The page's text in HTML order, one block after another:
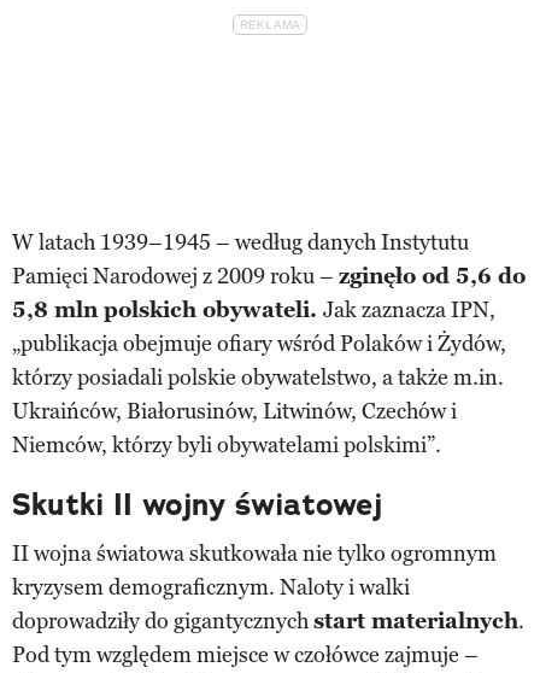
W latach 1939–1945 – według danych Instytutu
Pamięci Narodowej z 2009 roku – zginęło od 5,6 do
5,8 mln polskich obywateli. Jak zaznacza IPN,
„publikacja obejmuje ofiary wśród Polaków i Żydów,
którzy posiadali polskie obywatelstwo, a także m.in.
Ukraińców, Białorusinów, Litwinów, Czechów i
Niemców, którzy byli obywatelami polskimi”.
Skutki II wojny światowej
II wojna światowa skutkowała nie tylko ogromnym
kryzysem demograficznym. Naloty i walki
doprowadziły do gigantycznychstart materialnych.
Pod tym względem miejsce w czołówce zajmuje –